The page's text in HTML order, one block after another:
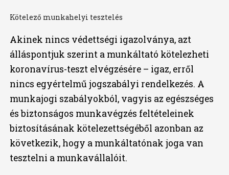
Kötelező munkahelyi tesztelés
Akinek nincs védettségi igazolványa, azt
álláspontjuk szerint a munkáltató kötelezheti
koronavírus-teszt elvégzésére – igaz, erről
nincs egyértelmű jogszabályi rendelkezés. A
munkajogi szabályokból, vagyis az egészséges
és biztonságos munkavégzés feltételeinek
biztosításának kötelezettségéből azonban az
következik, hogy a munkáltatónak joga van
tesztelni a munkavállalóit.